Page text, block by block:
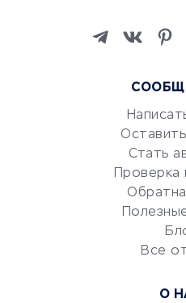
Изучение
Маркетинг и продажи
Репетиторство
Красота и здоровье
Сервисы по поиску
Сетевой маркетинг
УСЛУГИ ДЛЯ БИЗНЕСА
Стать
Проверка
Все
О